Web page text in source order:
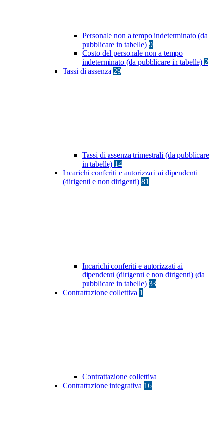
Personale non a tempo indeterminato (da
pubblicare in tabelle) 9
Costo del personale non a tempo
indeterminato (da pubblicare in tabelle) 2
Tassi di assenza 29
Tassi di assenza trimestrali (da pubblicare
in tabelle) 14
Incarichi conferiti e autorizzati ai dipendenti
(dirigenti e non dirigenti) 81
Incarichi conferiti e autorizzati ai
dipendenti (dirigenti e non dirigenti) (da
pubblicare in tabelle) 33
Contrattazione collettiva 1
Contrattazione collettiva
Contrattazione integrativa 16